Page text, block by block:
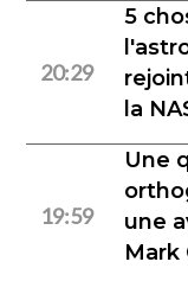
20:29
5
la
19:59
Une
une
Mark